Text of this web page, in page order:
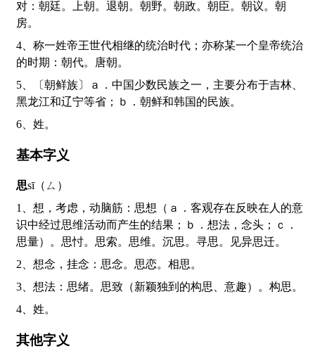
对：朝廷。上朝。退朝。朝野。朝政。朝臣。朝议。朝
房。
4、称一姓帝王世代相继的统治时代；亦称某一个皇帝统治
的时期：朝代。唐朝。
5、〔朝鲜族〕ａ．中国少数民族之一，主要分布于吉林、
黑龙江和辽宁等省；ｂ．朝鲜和韩国的民族。
6、姓。
基本字义
思sī（ㄙ）
1、想，考虑，动脑筋：思想（ａ．客观存在反映在人的意
识中经过思维活动而产生的结果；ｂ．想法，念头；ｃ．
思量）。思忖。思索。思维。沉思。寻思。见异思迁。
2、想念，挂念：思念。思恋。相思。
3、想法：思绪。思致（新颖独到的构思、意趣）。构思。
4、姓。
其他字义